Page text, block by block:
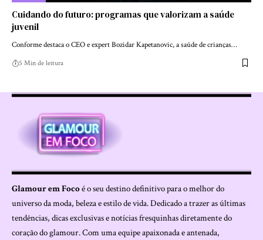
Cuidando do futuro: programas que valorizam a saúde
juvenil
Conforme destaca o CEO e expert Bozidar Kapetanovic, a saúde de crianças…
5 Min de leitura
Glamour em Focoé o seu destino definitivo para o melhor do
universo da moda, beleza e estilo de vida. Dedicado a trazer as últimas
tendências, dicas exclusivas e notícias fresquinhas diretamente do
coração do glamour. Com uma equipe apaixonada e antenada,